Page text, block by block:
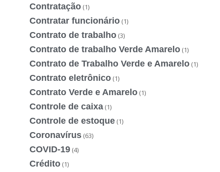
Contratação (1)
Contratar funcionário (1)
Contrato de trabalho (3)
Contrato de trabalho Verde Amarelo (1)
Contrato de Trabalho Verde e Amarelo (1)
Contrato eletrônico (1)
Contrato Verde e Amarelo (1)
Controle de caixa (1)
Controle de estoque (1)
Coronavírus (63)
COVID-19 (4)
Crédito (1)